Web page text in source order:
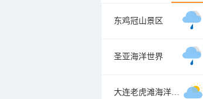
东鸡冠山景区
圣亚海洋世界
大连老虎滩海洋公园